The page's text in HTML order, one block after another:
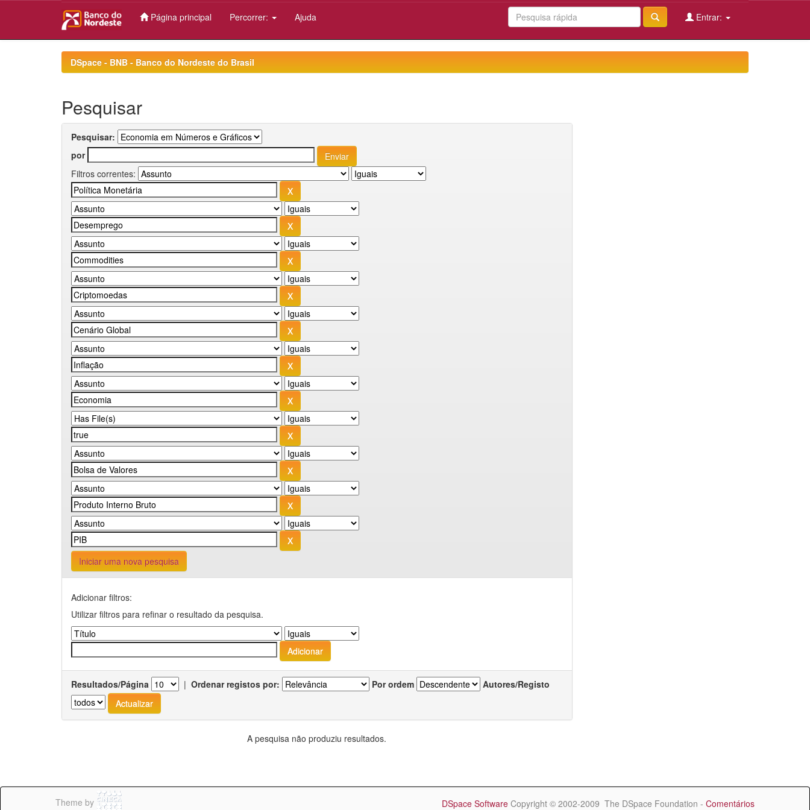
Página principal Percorrer: Ajuda Entrar:
DSpace - BNB - Banco do Nordeste do Brasil
Pesquisar
Pesquisar:
por
Filtros correntes:
Iniciar uma nova pesquisa
Adicionar filtros:
Utilizar filtros para refinar o resultado da pesquisa.
Resultados/Página | Ordenar registos por: Por ordem Autores/Registo
A pesquisa não produziu resultados.
Theme by DSpace Software Copyright © 2002-2009 The DSpace Foundation - Comentários